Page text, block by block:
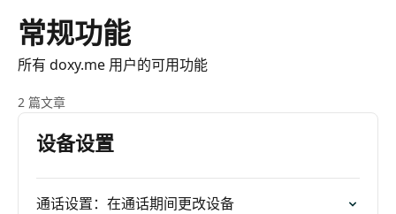
常规功能
所有 doxy.me 用户的可用功能
2 篇文章
设备设置
通话设置：在通话期间更改设备